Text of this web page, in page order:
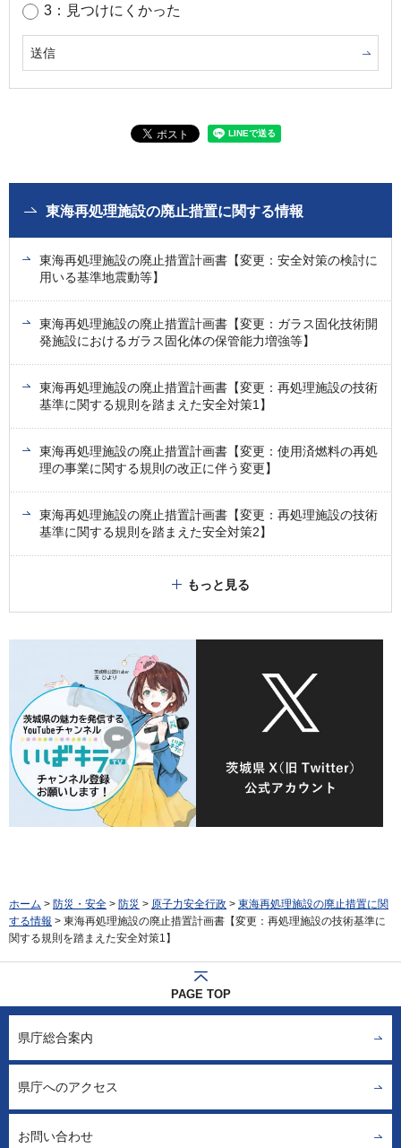
3：見つけにくかった
東海再処理施設の廃止措置に関する情報
東海再処理施設の廃止措置計画書【変更：安全対策の検討に
用いる基準地震動等】
東海再処理施設の廃止措置計画書【変更：ガラス固化技術開
発施設におけるガラス固化体の保管能力増強等】
東海再処理施設の廃止措置計画書【変更：再処理施設の技術
基準に関する規則を踏まえた安全対策1】
東海再処理施設の廃止措置計画書【変更：使用済燃料の再処
理の事業に関する規則の改正に伴う変更】
東海再処理施設の廃止措置計画書【変更：再処理施設の技術
基準に関する規則を踏まえた安全対策2】
もっと見る
ホーム > 防災・安全 > 防災 > 原子力安全行政 > 東海再処理施設の廃止措置に関
する情報 > 東海再処理施設の廃止措置計画書【変更：再処理施設の技術基準に
関する規則を踏まえた安全対策1】
PAGE TOP
県庁総合案内
県庁へのアクセス
お問い合わせ